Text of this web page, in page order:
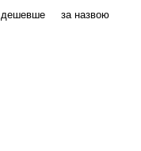
дешевше за назвою